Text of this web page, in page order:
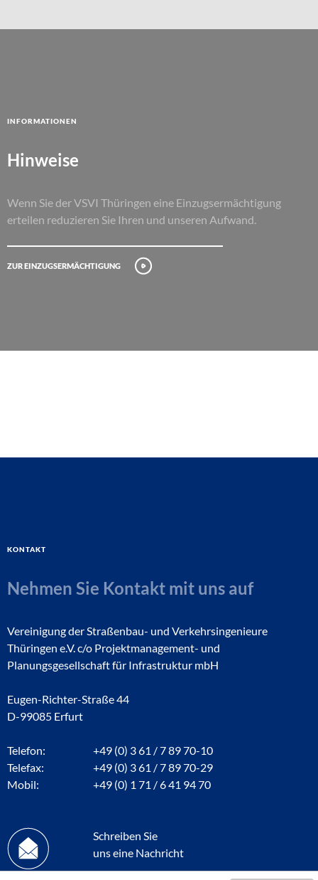
Informationen
Hinweise
Wenn Sie der VSVI Thüringen eine Einzugsermächtigung
erteilen reduzieren Sie Ihren und unseren Aufwand.
Zur Einzugsermächtigung
Kontakt
Nehmen Sie Kontakt mit uns auf
Vereinigung der Straßenbau- und Verkehrsingenieure
Thüringen e.V. c/o Projektmanagement- und
Planungsgesellschaft für Infrastruktur mbH
Eugen-Richter-Straße 44
D-99085 Erfurt
Telefon:
+49 (0) 3 61 / 7 89 70-10
Telefax:
+49 (0) 3 61 / 7 89 70-29
Mobil:
+49 (0) 1 71 / 6 41 94 70
Schreiben Sie
uns eine Nachricht